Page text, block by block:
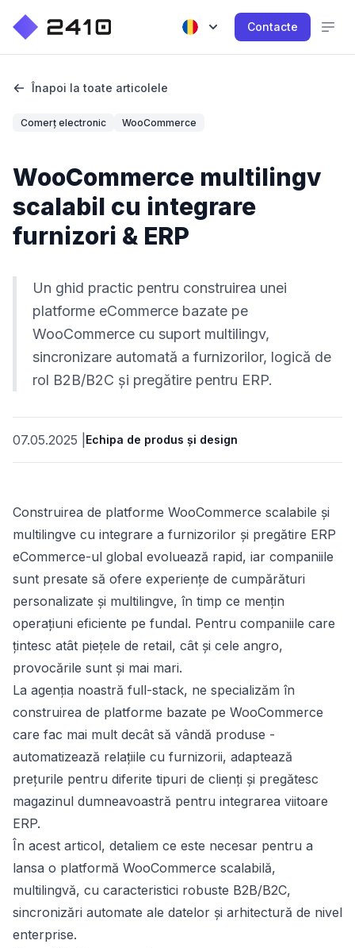
Contacte
Înapoi la toate articolele
Comerț electronic WooCommerce
WooCommerce multilingv
scalabil cu integrare
furnizori & ERP
Un ghid practic pentru construirea unei
platforme eCommerce bazate pe
WooCommerce cu suport multilingv,
sincronizare automată a furnizorilor, logică de
rol B2B/B2C și pregătire pentru ERP.
07.05.2025 Echipa de produs și design
Construirea de platforme WooCommerce scalabile și
multilingve cu integrare a furnizorilor și pregătire ERP
eCommerce-ul global evoluează rapid, iar companiile
sunt presate să ofere experiențe de cumpărături
personalizate și multilingve, în timp ce mențin
operațiuni eficiente pe fundal. Pentru companiile care
țintesc atât piețele de retail, cât și cele angro,
provocările sunt și mai mari.
La agenția noastră full-stack, ne specializăm în
construirea de platforme bazate pe WooCommerce
care fac mai mult decât să vândă produse -
automatizează relațiile cu furnizorii, adaptează
prețurile pentru diferite tipuri de clienți și pregătesc
magazinul dumneavoastră pentru integrarea viitoare
ERP.
În acest articol, detaliem ce este necesar pentru a
lansa o platformă WooCommerce scalabilă,
multilingvă, cu caracteristici robuste B2B/B2C,
sincronizări automate ale datelor și arhitectură de nivel
enterprise.